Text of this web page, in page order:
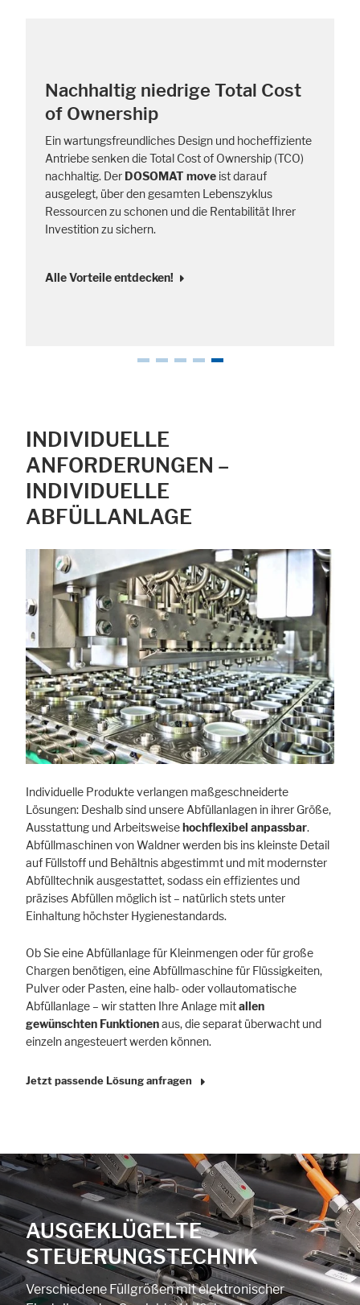
Nachhaltig niedrige Total Cost
of Ownership
Ein wartungsfreundliches Design und hocheffiziente
Antriebe senken die Total Cost of Ownership (TCO)
nachhaltig. Der DOSOMAT move ist darauf
ausgelegt, über den gesamten Lebenszyklus
Ressourcen zu schonen und die Rentabilität Ihrer
Investition zu sichern.
Alle Vorteile entdecken!
INDIVIDUELLE
ANFORDERUNGEN –
INDIVIDUELLE
ABFÜLLANLAGE
Individuelle Produkte verlangen maßgeschneiderte
Lösungen: Deshalb sind unsere Abfüllanlagen in ihrer Größe,
Ausstattung und Arbeitsweise hochflexibel anpassbar.
Abfüllmaschinen von Waldner werden bis ins kleinste Detail
auf Füllstoff und Behältnis abgestimmt und mit modernster
Abfülltechnik ausgestattet, sodass ein effizientes und
präzises Abfüllen möglich ist – natürlich stets unter
Einhaltung höchster Hygienestandards.
Ob Sie eine Abfüllanlage für Kleinmengen oder für große
Chargen benötigen, eine Abfüllmaschine für Flüssigkeiten,
Pulver oder Pasten, eine halb- oder vollautomatische
Abfüllanlage – wir statten Ihre Anlage mitallen
gewünschten Funktionenaus, die separat überwacht und
einzeln angesteuert werden können.
Jetzt passende Lösung anfragen
AUSGEKLÜGELTE
STEUERUNGSTECHNIK
Verschiedene Füllgrößen mit elektronischer